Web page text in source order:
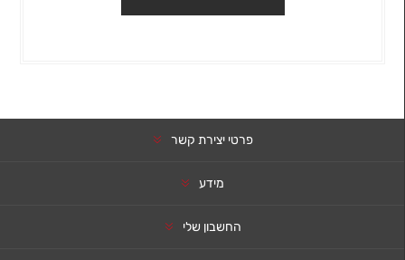
פרטי יצירת קשר
מידע
החשבון שלי